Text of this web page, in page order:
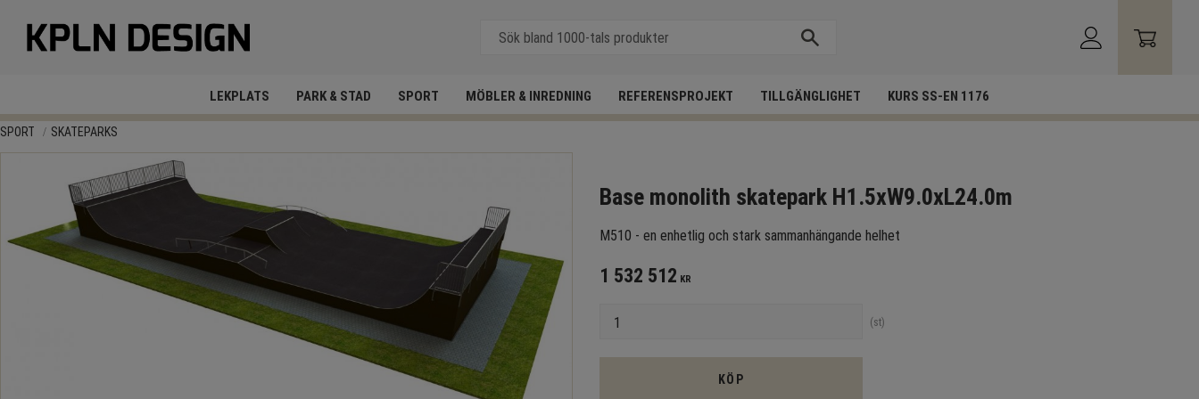
LEKPLATS PARK & STAD SPORT MÖBLER & INREDNING REFERENSPROJEKT TILLGÄNGLIGHET KURS SS-EN 1176
SPORT SKATEPARKS
Base monolith skatepark H1.5xW9.0xL24.0m
M510 - en enhetlig och stark sammanhängande helhet
1 532 512 KR
st
KÖP